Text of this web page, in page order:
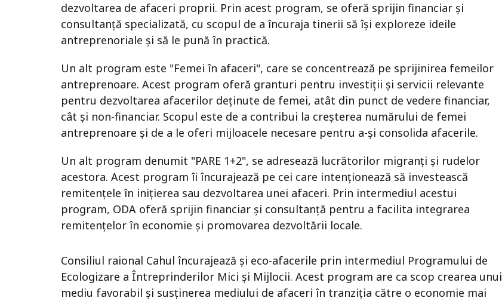
dezvoltarea de afaceri proprii. Prin acest program, se oferă sprijin financiar și
consultanță specializată, cu scopul de a încuraja tinerii să își exploreze ideile
antreprenoriale și să le pună în practică.
Un alt program este "Femei în afaceri", care se concentrează pe sprijinirea femeilor
antreprenoare. Acest program oferă granturi pentru investiții și servicii relevante
pentru dezvoltarea afacerilor deținute de femei, atât din punct de vedere financiar,
cât și non-financiar. Scopul este de a contribui la creșterea numărului de femei
antreprenoare și de a le oferi mijloacele necesare pentru a-și consolida afacerile.
Un alt program denumit "PARE 1+2", se adresează lucrătorilor migranți și rudelor
acestora. Acest program îi încurajează pe cei care intenționează să investească
remitențele în inițierea sau dezvoltarea unei afaceri. Prin intermediul acestui
program, ODA oferă sprijin financiar și consultanță pentru a facilita integrarea
remitențelor în economie și promovarea dezvoltării locale.
Consiliul raional Cahul încurajează și eco-afacerile prin intermediul Programului de
Ecologizare a Întreprinderilor Mici și Mijlocii. Acest program are ca scop crearea unui
mediu favorabil și susținerea mediului de afaceri în tranziția către o economie mai